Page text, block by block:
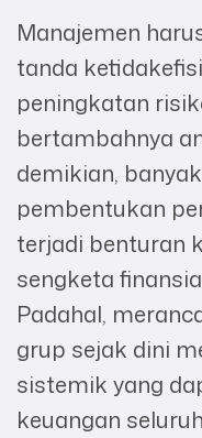
Manajemen
tanda
peningkatan
bertambahnya
demikian,
pembentukan
terjadi benturan
sengketa
Padahal,
grup sejak dini
sistemik yang
keuangan